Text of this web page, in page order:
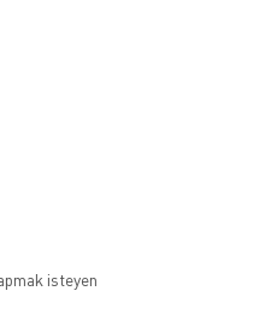
isteyen